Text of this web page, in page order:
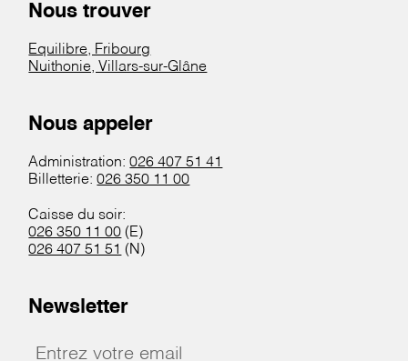
Nous trouver
Equilibre, Fribourg
Nuithonie, Villars-sur-Glâne
Nous appeler
Administration:026 407 51 41
Billetterie:026 350 11 00
Caisse du soir:
026 350 11 00 (E)
026 407 51 51 (N)
Newsletter